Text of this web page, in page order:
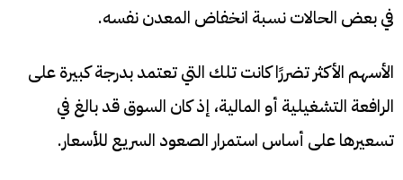
في بعض الحالات نسبة انخفاض المعدن نفسه.
الأسهم الأكثر تضررًا كانت تلك التي تعتمد بدرجة كبيرة على
الرافعة التشغيلية أو المالية، إذ كان السوق قد بالغ في
تسعيرها على أساس استمرار الصعود السريع للأسعار.